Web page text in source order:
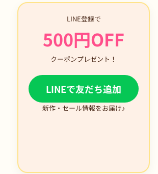
LINE登録で
500円OFF
クーポンプレゼント！
LINEで友だち追加
新作・セール情報をお届け♪